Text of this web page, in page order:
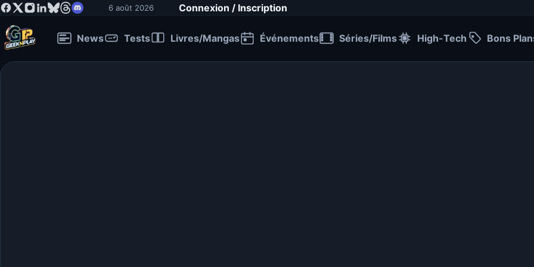
6 août 2026 Connexion / Inscription
News Tests Livres/Mangas Événements Séries/Films High-Tech Bons